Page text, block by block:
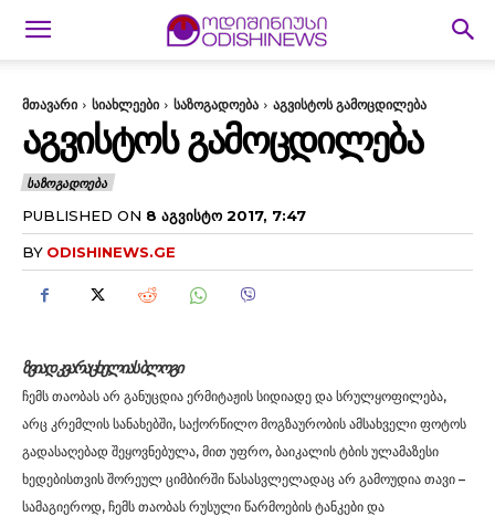
მთავარი სიახლეები საზოგადოება აგვისტოს გამოცდილება
ᲐᲒᲕᲘᲡᲢᲝᲡ ᲒᲐᲛᲝᲪᲓᲘᲚᲔᲑᲐ
ᲡᲐᲖᲝᲒᲐᲓᲝᲔᲑᲐ
PUBLISHED ON 8 ᲐᲒᲕᲘᲡᲢᲝ 2017, 7:47
BY ODISHINEWS.GE
ᲖᲕᲘᲐᲓ ᲙᲕᲐᲠᲐᲪᲮᲔᲚᲘᲐᲡ ᲑᲚᲝᲒᲘ
ჩემს თაობას არ განუცდია ერმიტაჟის სიდიადე და სრულყოფილება,
არც კრემლის სანახებში, საქორწილო მოგზაურობის ამსახველი ფოტოს
გადასაღებად შეყოვნებულა, მით უფრო, ბაიკალის ტბის ულამაზესი
ხედებისთვის შორეულ ციმბირში წასასვლელადაც არ გამოუდია თავი –
სამაგიეროდ, ჩემს თაობას რუსული წარმოების ტანკები და